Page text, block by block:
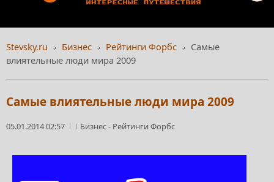
Stevsky.ru Бизнес Рейтинги Форбс
Самые
влиятельные люди мира 2009
Самые влиятельные люди мира 2009
05.01.2014 02:57 Бизнес- Рейтинги Форбс